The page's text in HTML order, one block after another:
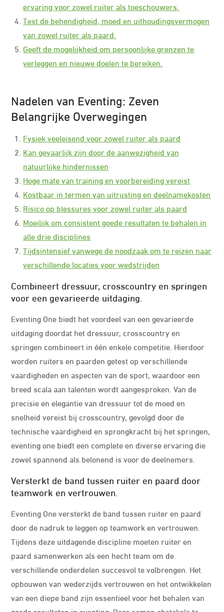
ervaring voor zowel ruiter als toeschouwers.
Test de behendigheid, moed en uithoudingsvermogen
van zowel ruiter als paard.
Geeft de mogelijkheid om persoonlijke grenzen te
verleggen en nieuwe doelen te bereiken.
Nadelen van Eventing: Zeven
Belangrijke Overwegingen
Fysiek veeleisend voor zowel ruiter als paard
Kan gevaarlijk zijn door de aanwezigheid van
natuurlijke hindernissen
Hoge mate van training en voorbereiding vereist
Kostbaar in termen van uitrusting en deelnamekosten
Risico op blessures voor zowel ruiter als paard
Moeilijk om consistent goede resultaten te behalen in
alle drie disciplines
Tijdsintensief vanwege de noodzaak om te reizen naar
verschillende locaties voor wedstrijden
Combineert dressuur, crosscountry en springen
voor een gevarieerde uitdaging.
Eventing One biedt het voordeel van een gevarieerde
uitdaging doordat het dressuur, crosscountry en
springen combineert in één enkele competitie. Hierdoor
worden ruiters en paarden getest op verschillende
vaardigheden en aspecten van de sport, waardoor een
breed scala aan talenten wordt aangesproken. Van de
precisie en elegantie van dressuur tot de moed en
snelheid vereist bij crosscountry, gevolgd door de
technische vaardigheid en sprongkracht bij het springen,
eventing one biedt een complete en diverse ervaring die
zowel spannend als belonend is voor de deelnemers.
Versterkt de band tussen ruiter en paard door
teamwork en vertrouwen.
Eventing One versterkt de band tussen ruiter en paard
door de nadruk te leggen op teamwork en vertrouwen.
Tijdens deze uitdagende discipline moeten ruiter en
paard samenwerken als een hecht team om de
verschillende onderdelen succesvol te volbrengen. Het
opbouwen van wederzijds vertrouwen en het ontwikkelen
van een diepe band zijn essentieel voor het behalen van